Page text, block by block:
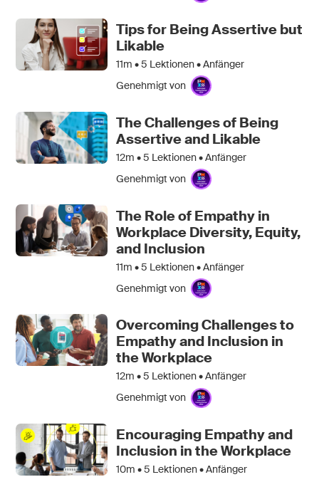
Tips for Being Assertive but
Likable
11m •5 Lektionen • Anfänger
Genehmigt von
The Challenges of Being
Assertive and Likable
12m •5 Lektionen • Anfänger
Genehmigt von
The Role of Empathy in
Workplace Diversity, Equity,
and Inclusion
11m •5 Lektionen • Anfänger
Genehmigt von
Overcoming Challenges to
Empathy and Inclusion in
the Workplace
12m •5 Lektionen • Anfänger
Genehmigt von
Encouraging Empathy and
Inclusion in the Workplace
10m •5 Lektionen • Anfänger